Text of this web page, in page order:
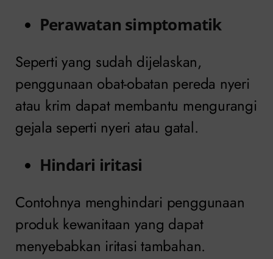
Perawatan simptomatik
Seperti yang sudah dijelaskan,
penggunaan obat-obatan pereda nyeri
atau krim dapat membantu mengurangi
gejala seperti nyeri atau gatal.
Hindari iritasi
Contohnya menghindari penggunaan
produk kewanitaan yang dapat
menyebabkan iritasi tambahan.